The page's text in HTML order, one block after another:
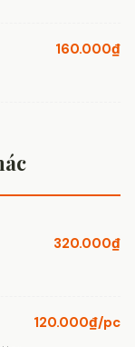
160.000₫
320.000₫
120.000₫/pc